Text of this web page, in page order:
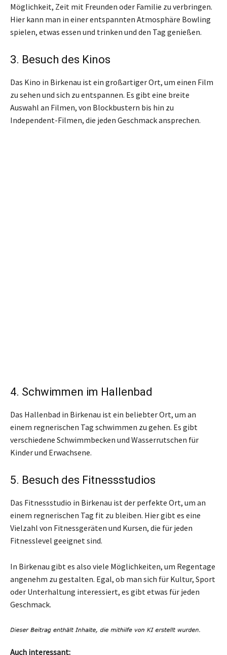
Möglichkeit, Zeit mit Freunden oder Familie zu verbringen.
Hier kann man in einer entspannten Atmosphäre Bowling
spielen, etwas essen und trinken und den Tag genießen.
3. Besuch des Kinos
Das Kino in Birkenau ist ein großartiger Ort, um einen Film
zu sehen und sich zu entspannen. Es gibt eine breite
Auswahl an Filmen, von Blockbustern bis hin zu
Independent-Filmen, die jeden Geschmack ansprechen.
4. Schwimmen im Hallenbad
Das Hallenbad in Birkenau ist ein beliebter Ort, um an
einem regnerischen Tag schwimmen zu gehen. Es gibt
verschiedene Schwimmbecken und Wasserrutschen für
Kinder und Erwachsene.
5. Besuch des Fitnessstudios
Das Fitnessstudio in Birkenau ist der perfekte Ort, um an
einem regnerischen Tag fit zu bleiben. Hier gibt es eine
Vielzahl von Fitnessgeräten und Kursen, die für jeden
Fitnesslevel geeignet sind.
In Birkenau gibt es also viele Möglichkeiten, um Regentage
angenehm zu gestalten. Egal, ob man sich für Kultur, Sport
oder Unterhaltung interessiert, es gibt etwas für jeden
Geschmack.
Auch interessant: